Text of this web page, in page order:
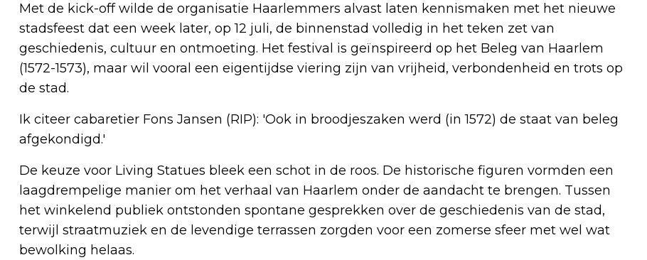
Met de kick-off wilde de organisatie Haarlemmers alvast laten kennismaken met het nieuwe
stadsfeest dat een week later, op 12 juli, de binnenstad volledig in het teken zet van
geschiedenis, cultuur en ontmoeting. Het festival is geïnspireerd op het Beleg van Haarlem
(1572-1573), maar wil vooral een eigentijdse viering zijn van vrijheid, verbondenheid en trots op
de stad.
Ik citeer cabaretier Fons Jansen (RIP): 'Ook in broodjeszaken werd (in 1572) de staat van beleg
afgekondigd.'
De keuze voor Living Statues bleek een schot in de roos. De historische figuren vormden een
laagdrempelige manier om het verhaal van Haarlem onder de aandacht te brengen. Tussen
het winkelend publiek ontstonden spontane gesprekken over de geschiedenis van de stad,
terwijl straatmuziek en de levendige terrassen zorgden voor een zomerse sfeer met wel wat
bewolking helaas.